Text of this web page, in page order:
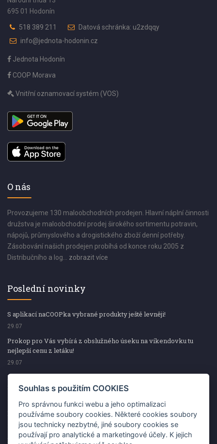
695 01 Hodonín
518 389 211
Datová schránka: u2zdqqy
info@jednota-hodonin.cz
Jednota Hodonín
COOP Morava
Vnitřní oznamovací systém (VOS)
O nás
Provozujeme 130 maloobchodních prodejen. Hlavní náplní činnosti
družstva je maloobchodní prodej širokého sortimentu potravin,
nápojů, průmyslového a drogistického zboží denní potřeby.
Zásobování našich prodejen probíhá od konce roku 2005 z
Distribučního a log... zobrazit více
Poslední novinky
S aplikací naCOOPka vybrané produkty ještě levněji!
29.07
Prokop pro Vás vybírá z obslužného úseku na víkendovku tu
nejlepší cenu z letáku!
29.07
Prokop pro Vás vybírá z obslužného úseku na víkendovku tu
nejlepší cenu z letáku!
Kup špekáčky od Váhaly a vyhraj s naCOOPkou sekerku Fiskars
29.07
Prokop pro Vás vybírá na víkendovku ty nejlepší ceny z letáku!
Souhlas s použitím COOKIES
Pro správnou funkci webu a jeho optimalizaci
používáme soubory cookies. Některé cookies soubory
jsou technicky nezbytné, jiné soubory cookies se
používají pro analytické a marketingové účely. K jejich